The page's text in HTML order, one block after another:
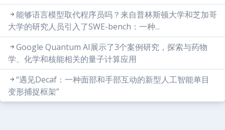
能够语言模型取代程序员吗？来自普林斯顿大学和芝加哥
大学的研究人员引入了SWE-bench：一种...
Google Quantum AI展示了3个案例研究，探索与药物
学、化学和核能相关的量子计算应用
“遇见Decaf：一种面部和手部互动的新型人工智能单目
变形捕捉框架”